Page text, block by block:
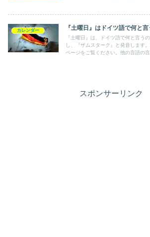
カレンダー 『土曜日』はドイツ語で何と言
『土曜日』は、ドイツ語で何と言う
し、『ザムスターク』と発音します
ページをご覧ください。他の言語の言
スポンサーリンク